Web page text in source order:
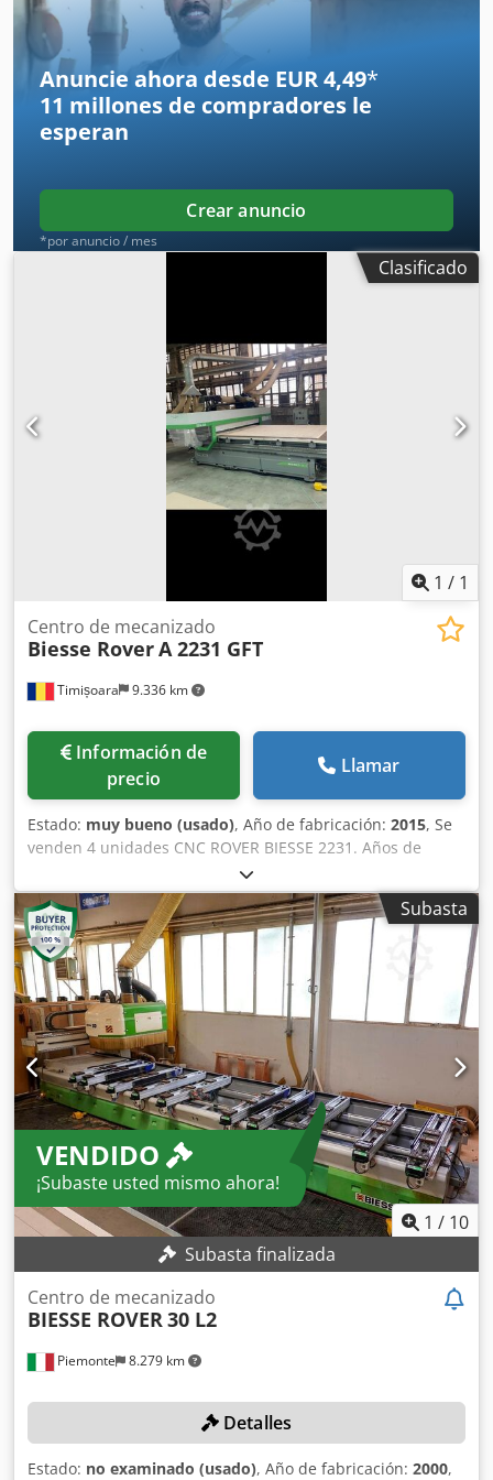
revisión y mantenimiento.
Anuncie ahora desde EUR 4,49*
11 millones de compradores le
esperan
Crear anuncio
*por anuncio / mes
Clasificado
1 / 1
Timișoara 9.336 km
Centro de mecanizado
Biesse RoverA 2231 GFT
Información de
precio
Llamar
Estado: muy bueno (usado), Año de fabricación: 2015, Se
venden 4 unidades CNC ROVER BIESSE 2231. Años de
fabricación: 2013, 2014, 2015, 2016. En muy buen estado.
Credpfxjx Tbk Re Agfsf
Subasta
VENDIDO
¡Subaste usted mismo ahora!
1 / 10
Subasta finalizada
Piemonte 8.279 km
Centro de mecanizado
BIESSE ROVER30 L2
Detalles
Estado: no examinado (usado), Año de fabricación: 2000,